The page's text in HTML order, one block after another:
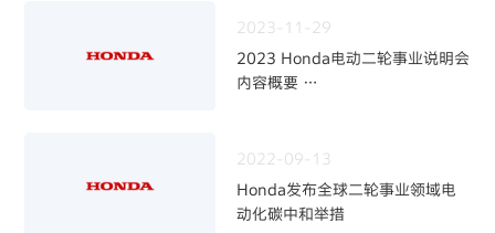
2023-11-29
2023 Honda电动二轮事业说明会
内容概要
2022-09-13
Honda发布全球二轮事业领域电
动化碳中和举措